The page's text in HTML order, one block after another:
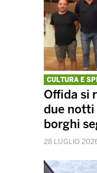
CULTURA E
Offida si
due notti
borghi
28 LUGLIO